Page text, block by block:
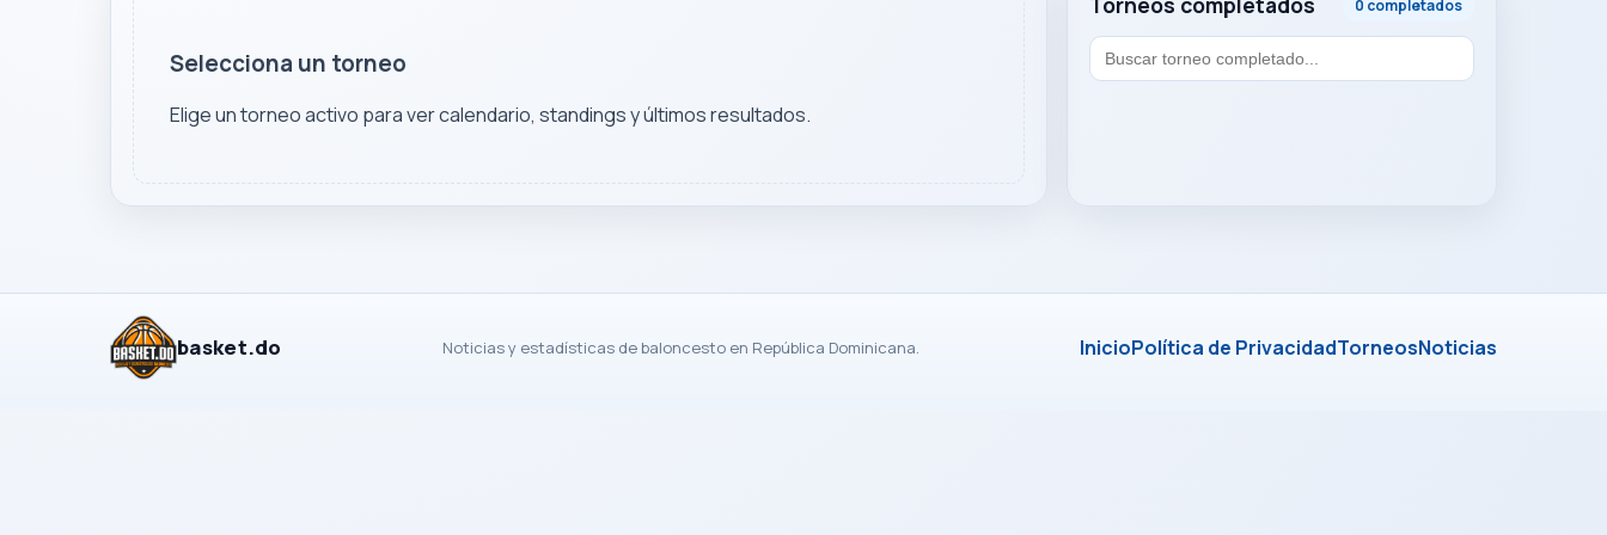
0 completados
Selecciona un torneo
Elige un torneo activo para ver calendario, standings y últimos resultados.
basket.do Noticias y estadísticas de baloncesto en República Dominicana. InicioPolítica de PrivacidadTorneosNoticias